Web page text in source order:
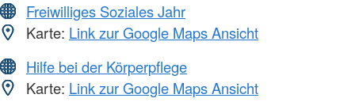
Freiwilliges Soziales Jahr
Karte: Link zur Google Maps Ansicht
Hilfe bei der Körperpflege
Karte: Link zur Google Maps Ansicht